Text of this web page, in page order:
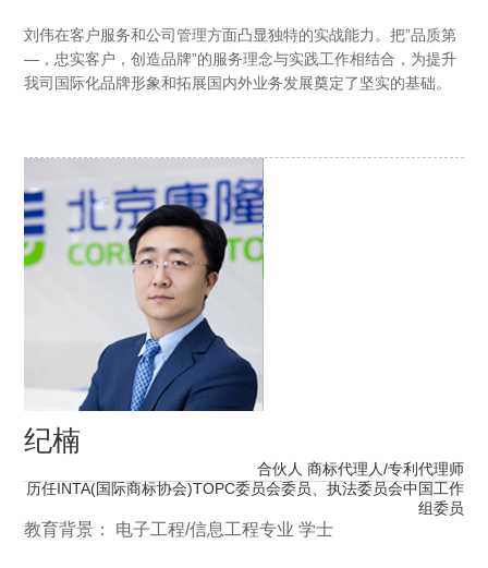
刘伟在客户服务和公司管理方面凸显独特的实战能力。把”品质第
—，忠实客户，创造品牌”的服务理念与实践工作相结合，为提升
我司国际化品牌形象和拓展国内外业务发展奠定了坚实的基础。
纪楠
合伙人 商标代理人/专利代理师
历任INTA(国际商标协会)TOPC委员会委员、执法委员会中国工作
组委员
教育背景： 电子工程/信息工程专业 学士